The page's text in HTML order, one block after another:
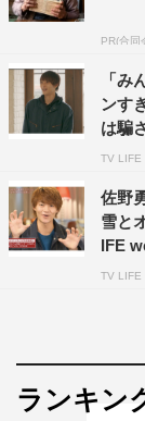
アトリエで作
で、あやのが
うどデート組
とえいとの写
を受けている様
聞いた、こうす
を見せる。
番組終盤、さ
の気持ちを話
きるというルー
誘い出す。
PR(合同
「み
ンす
は騙
TV LIFE
佐野
雪と
IFE
TV LIFE
ランキン